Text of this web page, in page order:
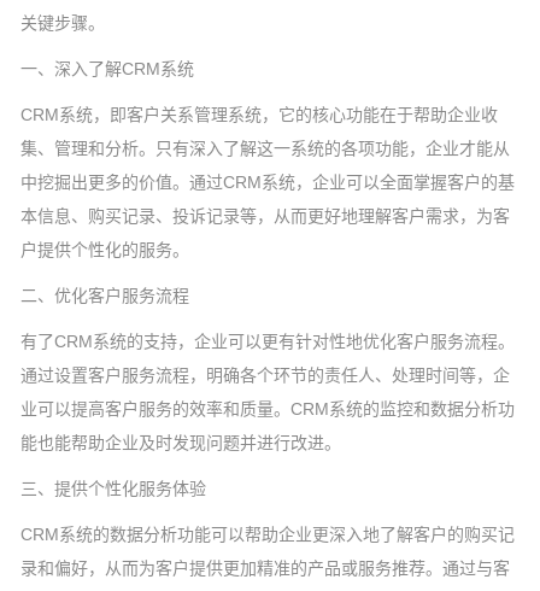
关键步骤。
一、深入了解CRM系统
CRM系统，即客户关系管理系统，它的核心功能在于帮助企业收
集、管理和分析。只有深入了解这一系统的各项功能，企业才能从
中挖掘出更多的价值。通过CRM系统，企业可以全面掌握客户的基
本信息、购买记录、投诉记录等，从而更好地理解客户需求，为客
户提供个性化的服务。
二、优化客户服务流程
有了CRM系统的支持，企业可以更有针对性地优化客户服务流程。
通过设置客户服务流程，明确各个环节的责任人、处理时间等，企
业可以提高客户服务的效率和质量。CRM系统的监控和数据分析功
能也能帮助企业及时发现问题并进行改进。
三、提供个性化服务体验
CRM系统的数据分析功能可以帮助企业更深入地了解客户的购买记
录和偏好，从而为客户提供更加精准的产品或服务推荐。通过与客